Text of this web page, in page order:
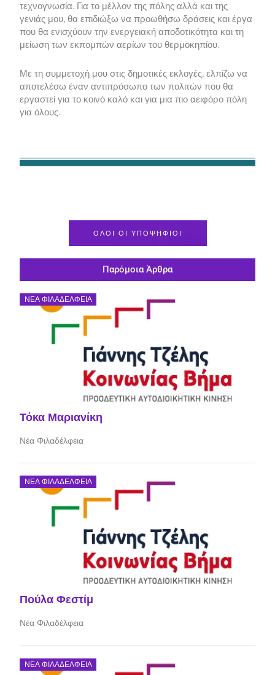
τεχνογνωσία. Για το μέλλον της πόλης αλλά και της
γενιάς μου, θα επιδιώξω να προωθήσω δράσεις και έργα
που θα ενισχύουν την ενεργειακή αποδοτικότητα και τη
μείωση των εκπομπών αερίων του θερμοκηπίου.
Με τη συμμετοχή μου στις δημοτικές εκλογές, ελπίζω να
αποτελέσω έναν αντιπρόσωπο των πολιτών που θα
εργαστεί για το κοινό καλό και για μια πιο αειφόρο πόλη
για όλους.
ΟΛΟΙ ΟΙ ΥΠΟΨΗΦΙΟΙ
Παρόμοια Άρθρα
ΝΈΑ ΦΙΛΑΔΈΛΦΕΙΑ
Τόκα Μαριανίκη
Νέα Φιλαδέλφεια
ΝΈΑ ΦΙΛΑΔΈΛΦΕΙΑ
Πούλα Φεστίμ
Νέα Φιλαδέλφεια
ΝΈΑ ΦΙΛΑΔΈΛΦΕΙΑ